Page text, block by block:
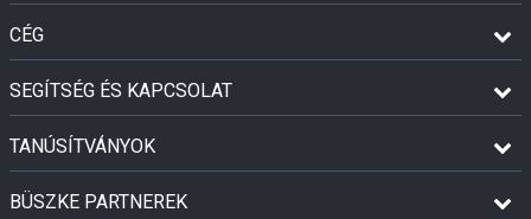
CÉG
SEGÍTSÉG ÉS KAPCSOLAT
TANÚSÍTVÁNYOK
BÜSZKE PARTNEREK